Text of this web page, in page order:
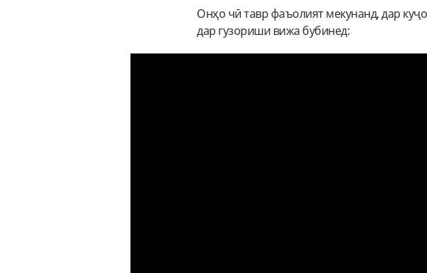
Онҳо чӣ тавр фаъолият мекунанд, дар
дар гузориши вижа бубинед: